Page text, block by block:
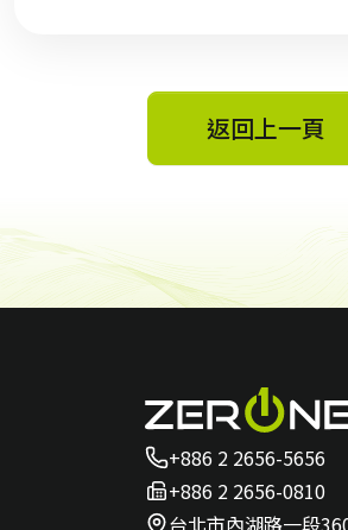
返回上一頁
+886 2 2656-5656
+886 2 2656-0810
台北市內湖路一段